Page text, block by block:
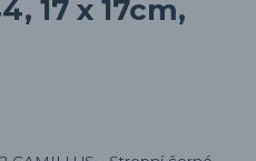
17 x 17cm,